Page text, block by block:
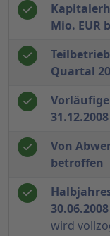
Mio. EUR
Quartal
31.12.2008
Von
betroffen
30.06.2008
wird